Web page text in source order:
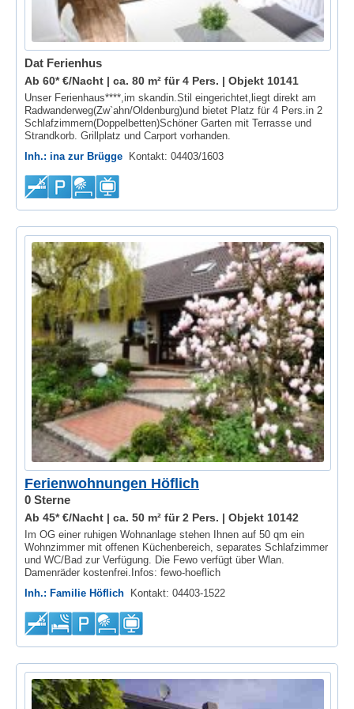
Dat Ferienhus
Ab 60* €/Nacht | ca. 80 m² für 4 Pers. | Objekt 10141
Unser Ferienhaus****,im skandin.Stil eingerichtet,liegt direkt am
Radwanderweg(Zw`ahn/Oldenburg)und bietet Platz für 4 Pers.in 2
Schlafzimmern(Doppelbetten)Schöner Garten mit Terrasse und
Strandkorb. Grillplatz und Carport vorhanden.
Inh.: ina zur Brügge
Kontakt: 04403/1603
Ferienwohnungen Höflich
0 Sterne
Ab 45* €/Nacht | ca. 50 m² für 2 Pers. | Objekt 10142
Im OG einer ruhigen Wohnanlage stehen Ihnen auf 50 qm ein
Wohnzimmer mit offenen Küchenbereich, separates Schlafzimmer
und WC/Bad zur Verfügung. Die Fewo verfügt über Wlan.
Damenräder kostenfrei.Infos: fewo-hoeflich
Inh.: Familie Höflich
Kontakt: 04403-1522